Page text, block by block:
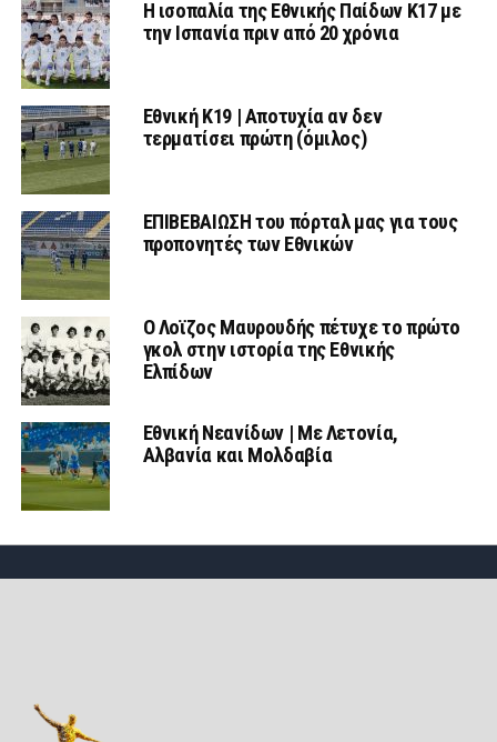
Η ισοπαλία της Εθνικής Παίδων Κ17 με
την Ισπανία πριν από 20 χρόνια
Εθνική Κ19 | Αποτυχία αν δεν
τερματίσει πρώτη (όμιλος)
ΕΠΙΒΕΒΑΙΩΣΗ του πόρταλ μας για τους
προπονητές των Εθνικών
Ο Λοϊζος Μαυρουδής πέτυχε το πρώτο
γκολ στην ιστορία της Εθνικής
Ελπίδων
Εθνική Νεανίδων | Mε Λετονία,
Αλβανία και Μολδαβία